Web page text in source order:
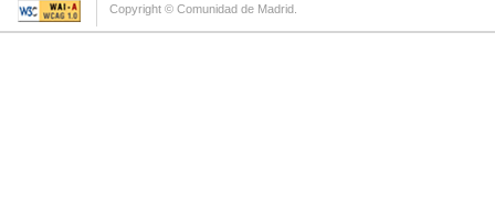
Copyright © Comunidad de Madrid.